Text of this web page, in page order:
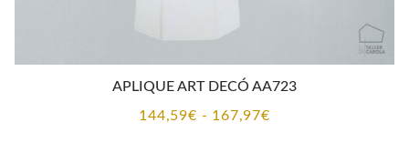
APLIQUE ART DECÓ AA723
144,59€ - 167,97€Rango